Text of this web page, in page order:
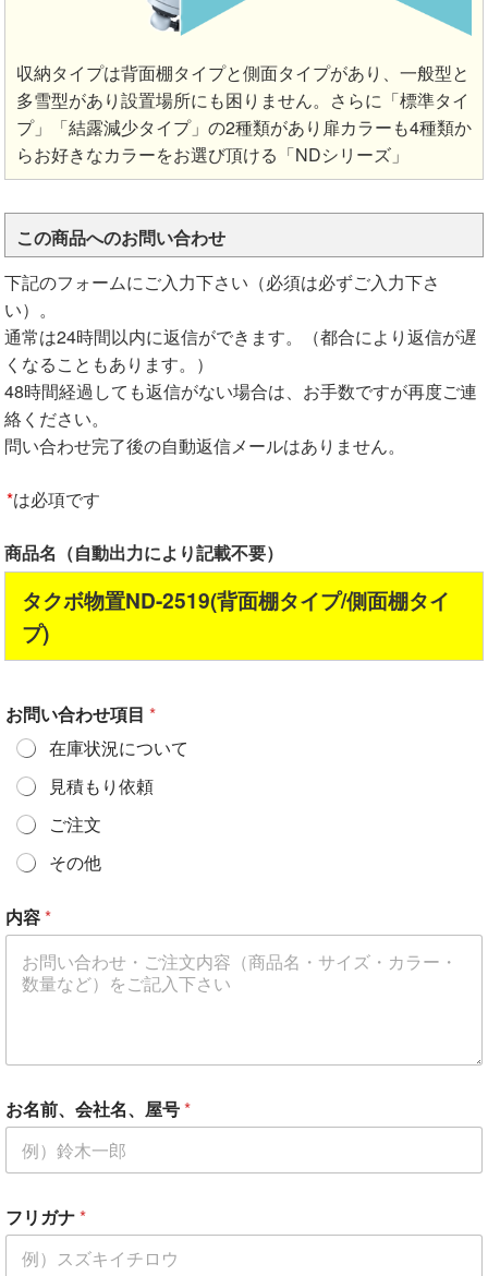
収納タイプは背面棚タイプと側面タイプがあり、一般型と
多雪型があり設置場所にも困りません。さらに「標準タイ
プ」「結露減少タイプ」の2種類があり扉カラーも4種類か
らお好きなカラーをお選び頂ける「NDシリーズ」
この商品へのお問い合わせ
下記のフォームにご入力下さい（必須は必ずご入力下さ
い）。
通常は24時間以内に返信ができます。（都合により返信が遅
くなることもあります。）
48時間経過しても返信がない場合は、お手数ですが再度ご連
絡ください。
問い合わせ完了後の自動返信メールはありません。
*は必項です
商品名（自動出力により記載不要）
タクボ物置ND-2519(背面棚タイプ/側面棚タイ
プ)
お問い合わせ項目 *
在庫状況について
見積もり依頼
ご注文
その他
内容*
お名前、会社名、屋号*
フリガナ*